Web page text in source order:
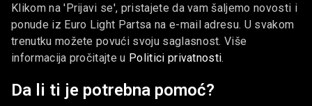
Klikom na 'Prijavi se', pristajete da vam šaljemo novosti i
ponude iz Euro Light Partsa na e-mail adresu. U svakom
trenutku možete povući svoju saglasnost. Više
informacija pročitajte u Politici privatnosti.
Da li ti je potrebna pomoć?